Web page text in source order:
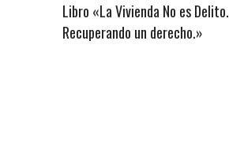
Libro «La Vivienda No es Delito.
Recuperando un derecho.»